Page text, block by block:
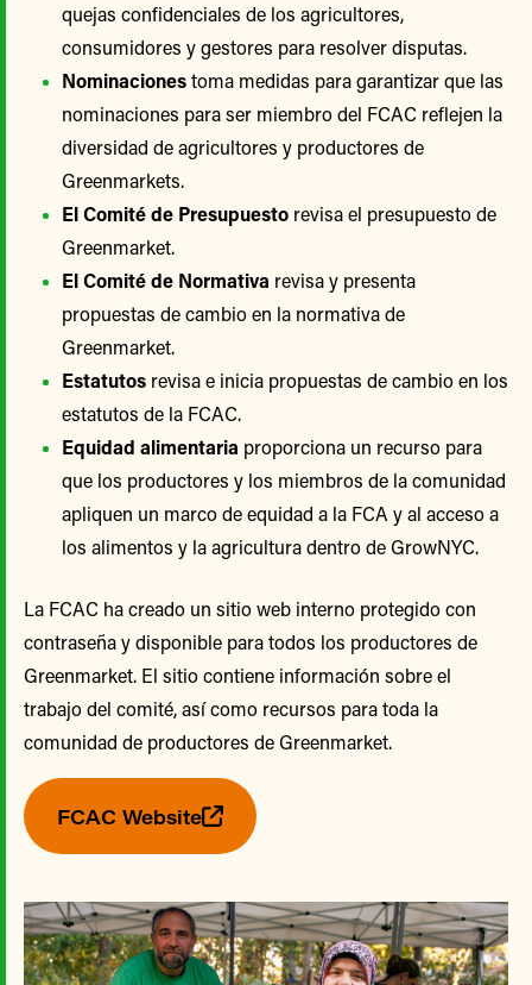
quejas confidenciales de los agricultores,
consumidores y gestores para resolver disputas.
Nominacionestoma medidas para garantizar que las
nominaciones para ser miembro del FCAC reflejen la
diversidad de agricultores y productores de
Greenmarkets.
El Comité de Presupuesto revisa el presupuesto de
Greenmarket.
El Comité de Normativa revisa y presenta
propuestas de cambio en la normativa de
Greenmarket.
Estatutos revisa e inicia propuestas de cambio en los
estatutos de la FCAC.
Equidad alimentaria proporciona un recurso para
que los productores y los miembros de la comunidad
apliquen un marco de equidad a la FCA y al acceso a
los alimentos y la agricultura dentro de GrowNYC.
La FCAC ha creado un sitio web interno protegido con
contraseña y disponible para todos los productores de
Greenmarket. El sitio contiene información sobre el
trabajo del comité, así como recursos para toda la
comunidad de productores de Greenmarket.
FCAC Website